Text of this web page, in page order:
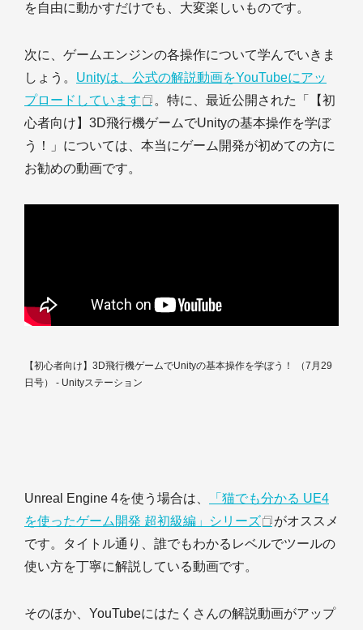
を自由に動かすだけでも、大変楽しいものです。
次に、ゲームエンジンの各操作について学んでいきま
しょう。 Unityは、公式の解説動画をYouTubeにアッ
プロードしています
。特に、最近公開された「【初
心者向け】3D飛行機ゲームでUnityの基本操作を学ぼ
う！」については、本当にゲーム開発が初めての方に
お勧めの動画です。
【初心者向け】3D飛行機ゲームでUnityの基本操作を学ぼう！ （7月29
日号） - Unityステーション
Unreal Engine 4を使う場合は、
「猫でも分かる UE4
を使ったゲーム開発 超初級編」シリーズ
がオススメ
です。タイトル通り、誰でもわかるレベルでツールの
使い方を丁寧に解説している動画です。
そのほか、YouTubeにはたくさんの解説動画がアップ